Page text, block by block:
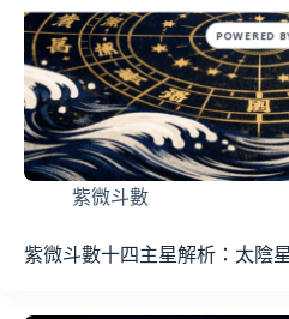
紫微斗數
紫微斗數十四主星解析：太陰
POWERED